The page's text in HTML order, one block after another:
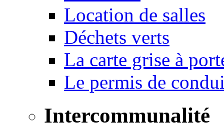
Location de salles
Déchets verts
La carte grise à
Le permis de
Intercommunalité